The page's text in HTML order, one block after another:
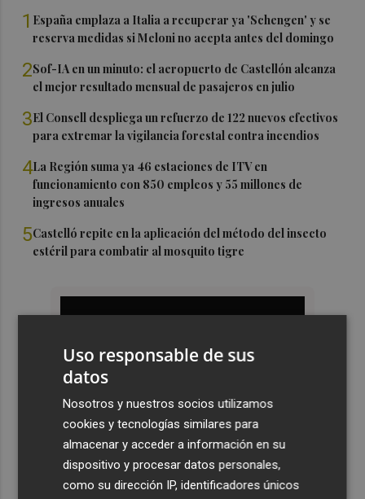
1 España emplaza a Italia a recuperar ya 'Schengen' y se
reserva medidas si Meloni no acepta antes del domingo
2Sof-IA en un minuto: el aeropuerto de Castellón alcanza
el mejor resultado mensual de pasajeros en julio
3El Consell despliega un refuerzo de 122 nuevos efectivos
para extremar la vigilancia forestal contra incendios
4La Región suma ya 46 estaciones de ITV en
funcionamiento con 850 empleos y 55 millones de
ingresos anuales
5Castelló repite en la aplicación del método del insecto
estéril para combatir al mosquito tigre
Uso responsable de sus
datos
Nosotros y nuestros socios utilizamos
cookies y tecnologías similares para
almacenar y acceder a información en su
dispositivo y procesar datos personales,
como su dirección IP, identificadores únicos